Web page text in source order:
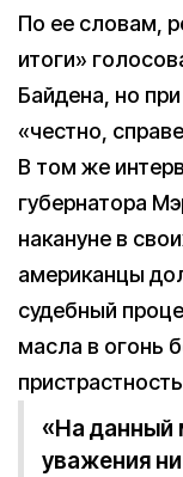
По ее словам,
итоги»
Байдена, но
«честно,
В том же
губернатора
накануне в
американцы
судебный
масла в огонь
«На данный
уважения